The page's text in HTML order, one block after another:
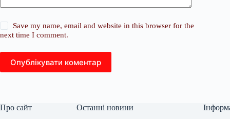
Save my name, email and website in this browser for the
next time I comment.
Опублікувати коментар
Про сайт Останні новини